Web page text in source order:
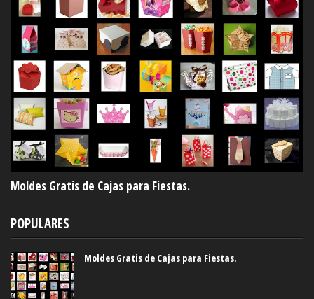
Moldes Gratis de Cajas para Fiestas.
POPULARES
Moldes Gratis de Cajas para Fiestas.